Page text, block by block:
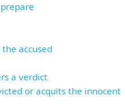
accused
a verdict
or acquits the innocent